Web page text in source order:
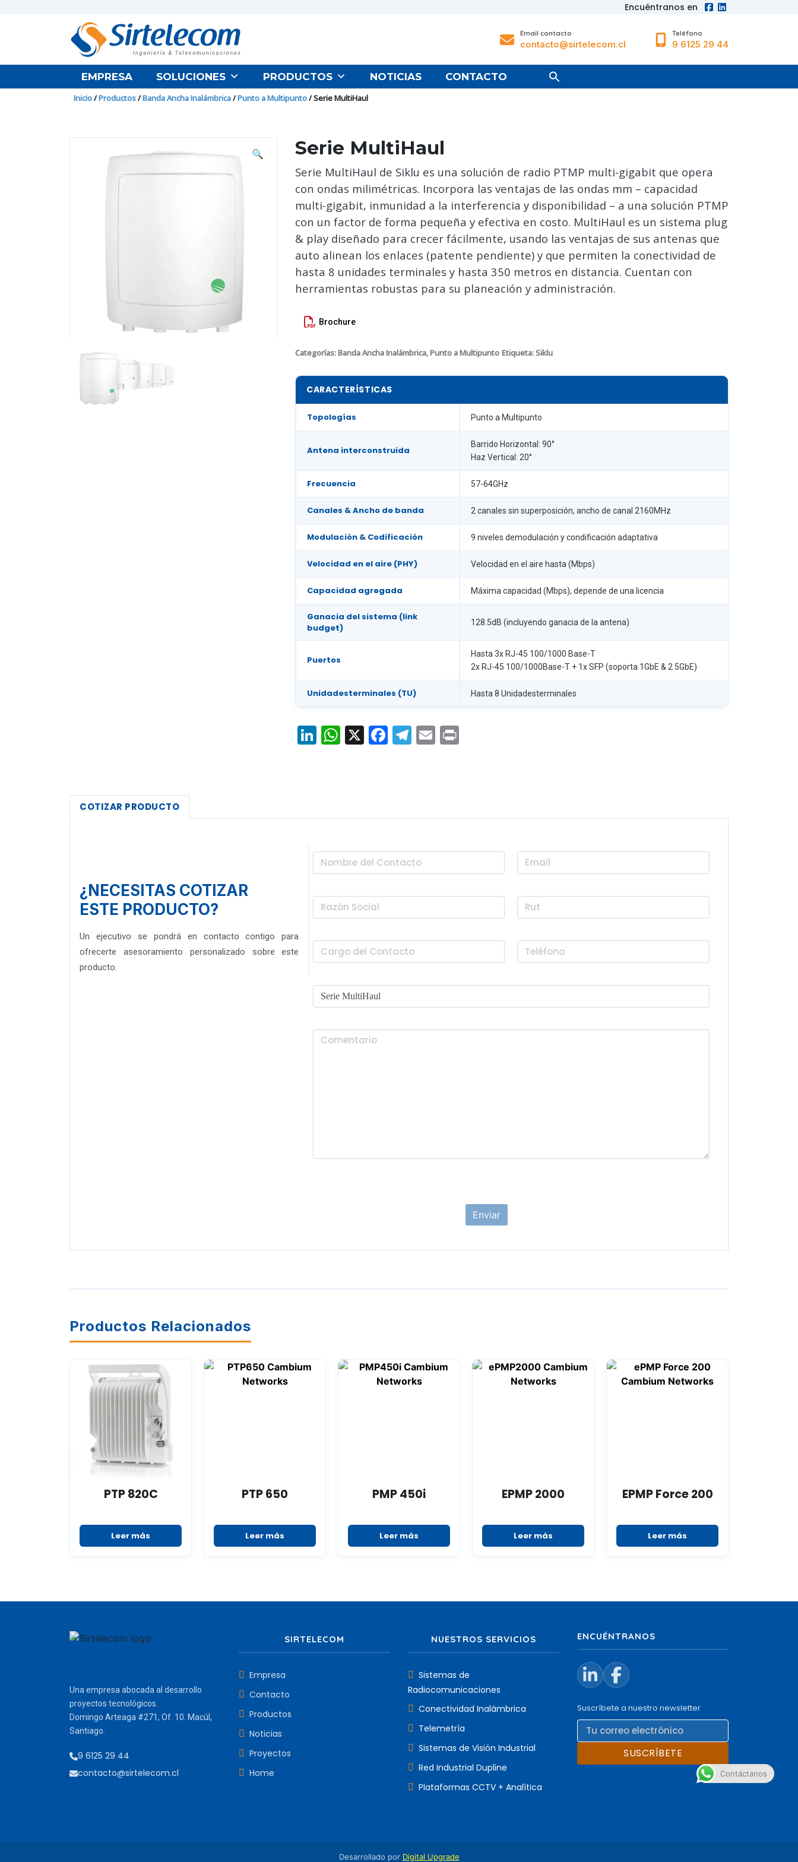
Encuéntranos en
Teléfono
9 6125 29 44
Email contacto
contacto@sirtelecom.cl
EMPRESA SOLUCIONES PRODUCTOS NOTICIAS CONTACTO
Inicio/Productos/Banda Ancha Inalámbrica/Punto a Multipunto/ Serie MultiHaul
🔍 Serie MultiHaul
Serie MultiHaul de Siklu es una solución de radio PTMP multi-gigabit que opera
con ondas milimétricas. Incorpora las ventajas de las ondas mm – capacidad
multi-gigabit, inmunidad a la interferencia y disponibilidad – a una solución PTMP
con un factor de forma pequeña y efectiva en costo. MultiHaul es un sistema plug
& play diseñado para crecer fácilmente, usando las ventajas de sus antenas que
auto alinean los enlaces (patente pendiente) y que permiten la conectividad de
hasta 8 unidades terminales y hasta 350 metros en distancia. Cuentan con
herramientas robustas para su planeación y administración.
Brochure
Categorías:Banda Ancha Inalámbrica,Punto a Multipunto Etiqueta:Siklu
CARACTERÍSTICAS
Topologías Punto a Multipunto
Antena interconstruida
Barrido Horizontal: 90°
Haz Vertical: 20°
Frecuencia 57-64GHz
Canales & Ancho de banda 2 canales sin superposición, ancho de canal 2160MHz
Modulación & Codificación 9 niveles demodulación y condificación adaptativa
Velocidad en el aire (PHY) Velocidad en el aire hasta (Mbps)
Capacidad agregada Máxima capacidad (Mbps), depende de una licencia
Ganacia del sistema (link
budget)
128.5dB (incluyendo ganacia de la antena)
Puertos
Hasta 3x RJ-45 100/1000 Base-T
2x RJ-45 100/1000Base-T + 1x SFP (soporta 1GbE & 2.5GbE)
Unidadesterminales (TU) Hasta 8 Unidadesterminales
LinkedIn
WhatsApp
X Facebook
Telegram
Email
COTIZAR PRODUCTO
¿NECESITAS COTIZAR
ESTE PRODUCTO?
Un ejecutivo se pondrá en contacto contigo para
ofrecerte asesoramiento personalizado sobre este
producto.
Productos Relacionados
PTP 820C
Leer más
PTP 650
Leer más
PMP 450i
Leer más
EPMP 2000
Leer más
EPMP Force 200
Leer más
Una empresa abocada al desarrollo
proyectos tecnológicos.
Domingo Arteaga #271, Of. 10. Macúl,
Santiago.
9 6125 29 44
contacto@sirtelecom.cl
SIRTELECOM
Empresa
Contacto
Productos
Noticias
Proyectos
Home
NUESTROS SERVICIOS
Sistemas de
Radiocomunicaciones
Conectividad Inalámbrica
Telemetría
Sistemas de Visión Industrial
Red Industrial Dupline
Plataformas CCTV + Analítica
ENCUÉNTRANOS
Suscríbete a nuestro newsletter
SUSCRÍBETE
Desarrollado por Digital Upgrade
Contáctanos